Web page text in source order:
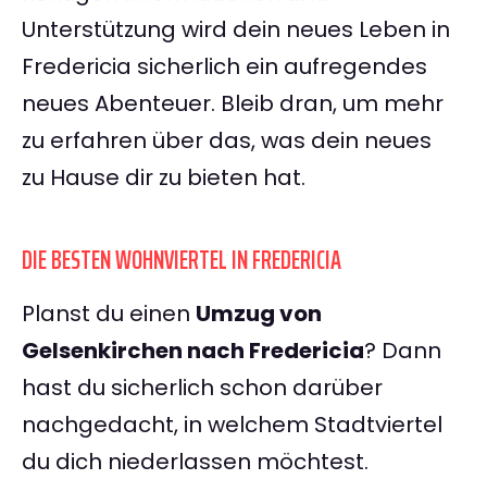
Unterstützung wird dein neues Leben in
Fredericia sicherlich ein aufregendes
neues Abenteuer. Bleib dran, um mehr
zu erfahren über das, was dein neues
zu Hause dir zu bieten hat.
DIE BESTEN WOHNVIERTEL IN FREDERICIA
Planst du einen Umzug von
Gelsenkirchen nach Fredericia? Dann
hast du sicherlich schon darüber
nachgedacht, in welchem Stadtviertel
du dich niederlassen möchtest.